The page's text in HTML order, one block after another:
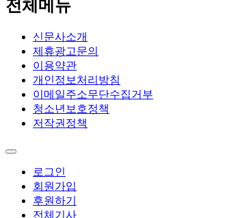
전체메뉴
신문사소개
제휴광고문의
이용약관
개인정보처리방침
이메일주소무단수집거부
청소년보호정책
저작권정책
로그인
회원가입
후원하기
전체기사